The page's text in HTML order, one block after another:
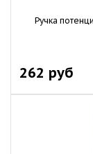
Ручка
262 руб